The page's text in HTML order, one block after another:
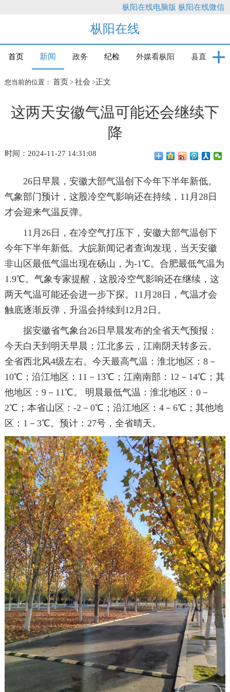
枞阳在线电脑版 枞阳在线微信
枞阳在线
首页 新闻 政务 纪检 外媒看枞阳 县直
您当前的位置： 首页 > 社会 >正文
这两天安徽气温可能还会继续下
降
时间：2024-11-27 14:31:08
26日早晨，安徽大部气温创下今年下半年新低。
气象部门预计，这股冷空气影响还在持续，11月28日
才会迎来气温反弹。
11月26日，在冷空气打压下，安徽大部气温创下
今年下半年新低。大皖新闻记者查询发现，当天安徽
非山区最低气温出现在砀山，为-1℃。合肥最低气温为
1.9℃。气象专家提醒，这股冷空气影响还在继续，这
两天气温可能还会进一步下探。11月28日，气温才会
触底逐渐反弹，升温会持续到12月2日。
据安徽省气象台26日早晨发布的全省天气预报：
今天白天到明天早晨：江北多云，江南阴天转多云。
全省西北风4级左右。今天最高气温：淮北地区：8－
10℃；沿江地区：11－13℃；江南南部：12－14℃；其
他地区：9－11℃。 明晨最低气温：淮北地区：0－
2℃；本省山区：-2－0℃；沿江地区：4－6℃；其他地
区：1－3℃。预计：27号，全省晴天。